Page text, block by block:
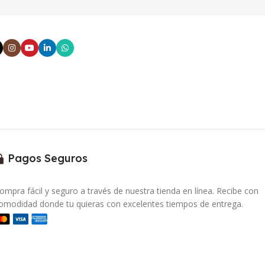
Pagos Seguros
fácil y seguro a través de nuestra tienda en línea. Recibe con
donde tu quieras con excelentes tiempos de entrega.